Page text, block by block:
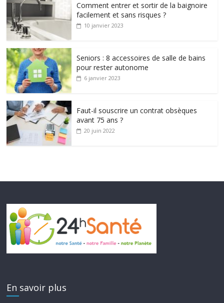
Comment entrer et sortir de la baignoire
facilement et sans risques ?
10 janvier 2023
Seniors : 8 accessoires de salle de bains
pour rester autonome
6 janvier 2023
Faut-il souscrire un contrat obsèques
avant 75 ans ?
20 juin 2022
En savoir plus